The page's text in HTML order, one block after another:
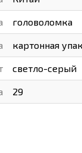
головоломка
картонная
светло-серый
29